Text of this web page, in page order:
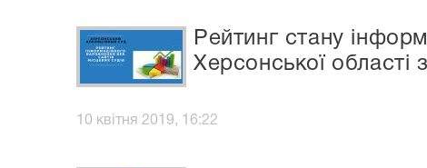
Рейтинг стану
Херсонської області
10 квітня 2019, 16:22